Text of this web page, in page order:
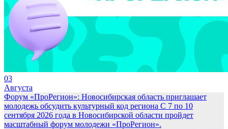
03
Августа
Форум «ПроРегион»: Новосибирская область приглашает
молодежь обсудить культурный код региона С 7 по 10
сентября 2026 года в Новосибирской области пройдет
масштабный форум молодежи «ПроРегион».